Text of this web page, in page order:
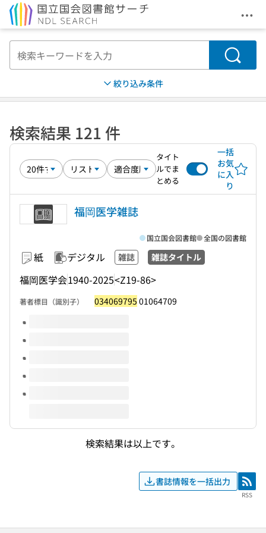
メ
検索
絞り込み条件
検索結果 121 件
タイト
ルでま
とめる
一括
お気
に入
り
福岡医学雑誌
紙 デジタル 雑誌 雑誌タイトル
福岡医学会1940-2025<Z19-86>
国立国会図書館 全国の図書館
著者標目（識別子） 034069795 01064709
このタイトルの巻号
検索結果は以上です。
書誌情報を一括出力 RSS
RSS